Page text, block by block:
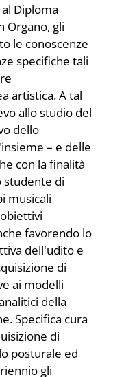
Diploma
Organo, gli
le conoscenze
specifiche tali
artistica. A tal
allo studio del
dello
– e delle
con la finalità
studente di
musicali
favorendo lo
dell'udito e
di
ai modelli
della
Specifica cura
di
posturale ed
gli